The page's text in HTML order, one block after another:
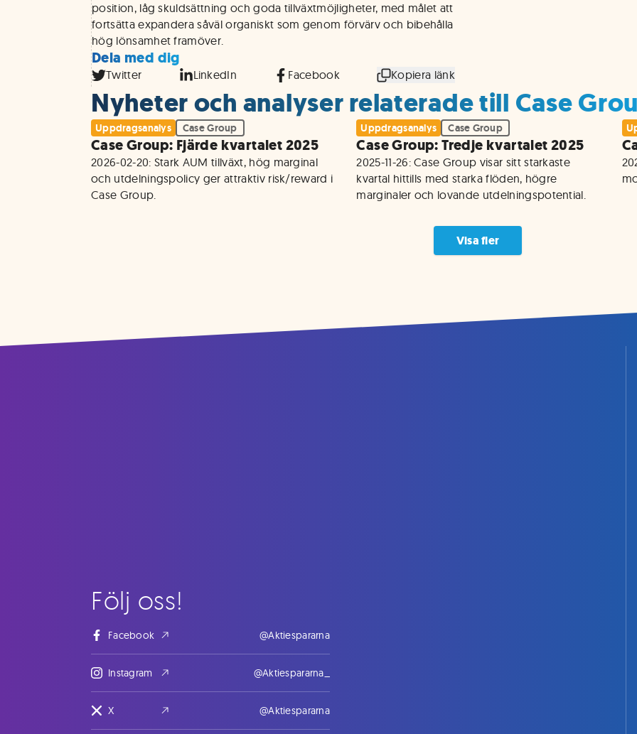
position, låg skuldsättning och goda tillväxtmöjligheter, med målet att
fortsätta expandera såväl organiskt som genom förvärv och bibehålla
hög lönsamhet framöver.
Dela med dig
Twitter LinkedIn Facebook Kopiera länk
Nyheter och analyser relaterade till Case
Uppdragsanalys Case Group
Case Group: Fjärde kvartalet 2025
2026-02-20: Stark AUM tillväxt, hög marginal
och utdelningspolicy ger attraktiv risk/reward i
Case Group.
Uppdragsanalys Case Group
Case Group: Tredje kvartalet 2025
2025-11-26: Case Group visar sitt starkaste
kvartal hittills med starka flöden, högre
marginaler och lovande utdelningspotential.
Visa fler
Följ oss!
Facebook @Aktiespararna
Instagram @Aktiespararna_
X @Aktiespararna